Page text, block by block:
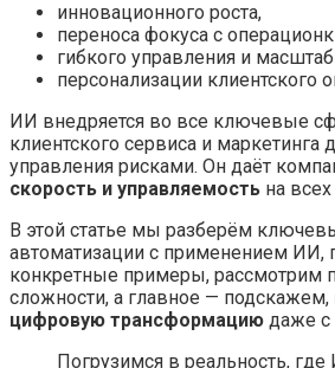
инновационного роста,
переноса фокуса с
гибкого управления и
персонализации клиентского
ИИ внедряется во все ключевые
клиентского сервиса и маркетинга
управления рисками. Он даёт
скорость и управляемость на
В этой статье мы разберём
автоматизации с применением ИИ,
конкретные примеры, рассмотрим
сложности, а главное — подскажем,
цифровую трансформацию даже с
Погрузимся в реальность,